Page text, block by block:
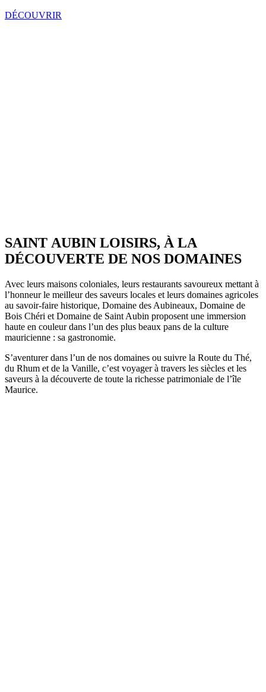
DÉCOUVRIR
SAINT AUBIN LOISIRS, À LA
DÉCOUVERTE DE NOS DOMAINES
Avec leurs maisons coloniales, leurs restaurants savoureux mettant à
l’honneur le meilleur des saveurs locales et leurs domaines agricoles
au savoir-faire historique, Domaine des Aubineaux, Domaine de
Bois Chéri et Domaine de Saint Aubin proposent une immersion
haute en couleur dans l’un des plus beaux pans de la culture
mauricienne : sa gastronomie.
S’aventurer dans l’un de nos domaines ou suivre la Route du Thé,
du Rhum et de la Vanille, c’est voyager à travers les siècles et les
saveurs à la découverte de toute la richesse patrimoniale de l’île
Maurice.